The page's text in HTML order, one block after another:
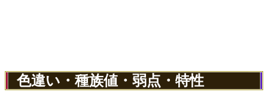
色違い・種族値・弱点・特性